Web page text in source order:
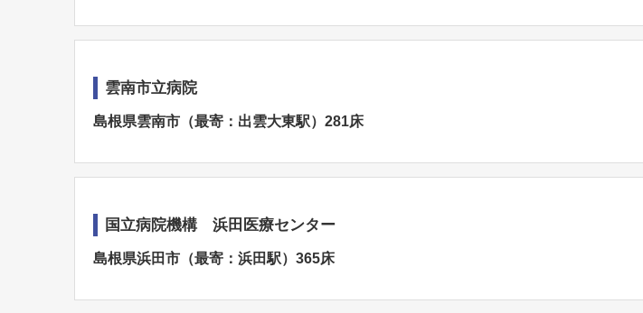
雲南市立病院
島根県雲南市（最寄：出雲大東駅）281床
国立病院機構 浜田医療センター
島根県浜田市（最寄：浜田駅）365床